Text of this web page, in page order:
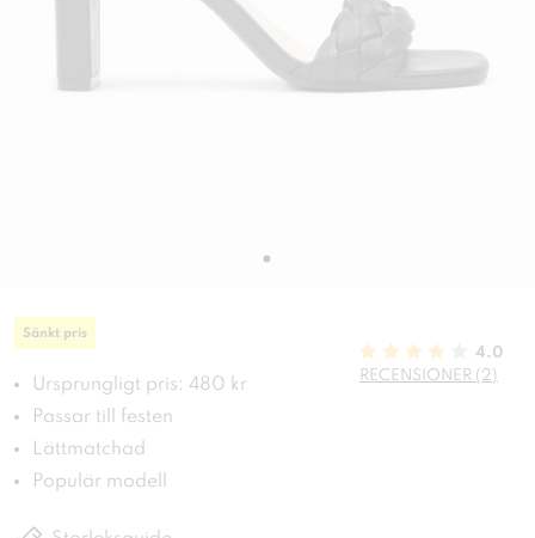
Sänkt pris
Ursprungligt pris: 480 kr
Passar till festen
Lättmatchad
Populär modell
4.0
RECENSIONER (2)